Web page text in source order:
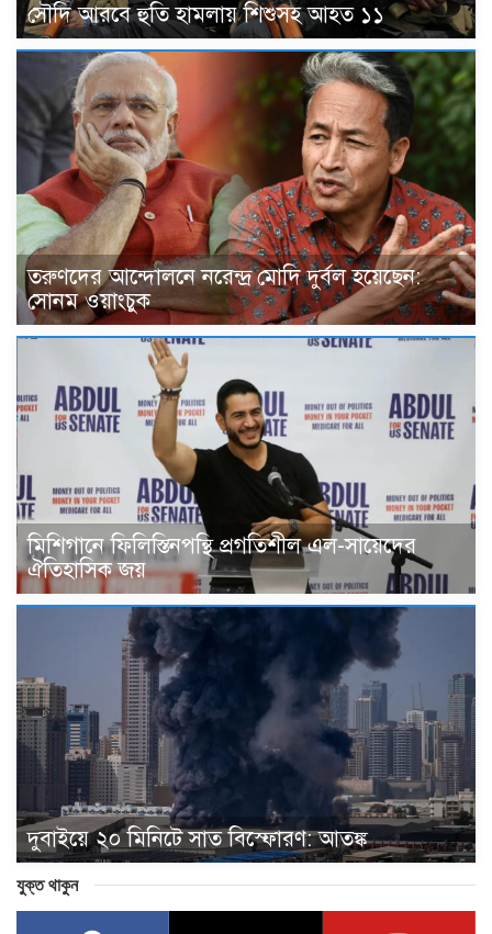
সৌদি আরবে হুতি হামলায় শিশুসহ আহত ১১
তরুণদের আন্দোলনে নরেন্দ্র মোদি দুর্বল হয়েছেন:
সোনম ওয়াংচুক
মিশিগানে ফিলিস্তিনপন্থি প্রগতিশীল এল-সায়েদের
ঐতিহাসিক জয়
দুবাইয়ে ২০ মিনিটে সাত বিস্ফোরণ: আতঙ্ক
যুক্ত থাকুন